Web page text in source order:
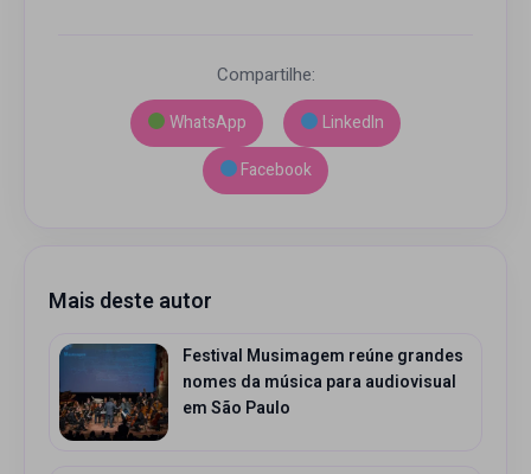
Compartilhe:
WhatsApp
LinkedIn
Facebook
Mais deste autor
Festival Musimagem reúne grandes
nomes da música para audiovisual
em São Paulo